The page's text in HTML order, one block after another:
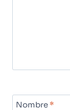
Nombre *